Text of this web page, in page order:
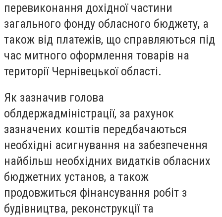
перевиконання дохідної частини
загального фонду обласного бюджету, а
також від платежів, що справляються під
час митного оформлення товарів на
території Чернівецької області.
Як зазначив голова
облдержадміністрації, за рахунок
зазначених коштів передбачаються
необхідні асигнування на забезпечення
найбільш необхідних видатків обласних
бюджетних установ, а також
продовжиться фінансування робіт з
будівництва, реконструкції та